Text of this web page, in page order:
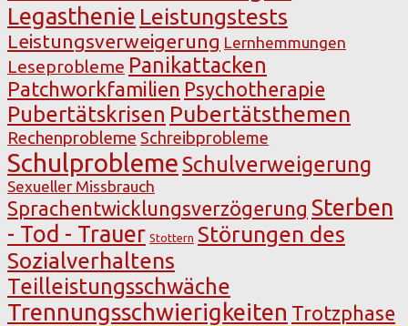
Legasthenie Leistungstests
Leistungsverweigerung Lernhemmungen
Leseprobleme Panikattacken
Patchworkfamilien Psychotherapie
Pubertätskrisen Pubertätsthemen
Rechenprobleme Schreibprobleme
Schulprobleme Schulverweigerung
Sexueller Missbrauch
Sprachentwicklungsverzögerung Sterben
- Tod - Trauer Stottern Störungen des
Sozialverhaltens
Teilleistungsschwäche
Trennungsschwierigkeiten Trotzphase